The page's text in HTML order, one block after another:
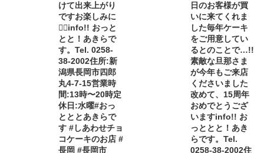
けて出来上がり
ですお楽しみに
🕵️‍♀️info!! おっと
とと！あきらで
す。Tel. 0258-
38-2002住所:新
潟県長岡市四郎
丸4-7-15営業時
間:13時〜20時定
休日:水曜#おっ
とととあきらで
す #しあわせチョ
コケーキのお店 #
長岡 #長岡市
日のお客様が買
いに来てくれま
した毎年ケーキ
をご用意してい
るとのことで…!!
素敵な旦那さま
が今年もご来店
くださいました
改めて、15周年
おめでとうござ
いますinfo!! お
っととと！あき
らです。Tel.
0258-38-2002住